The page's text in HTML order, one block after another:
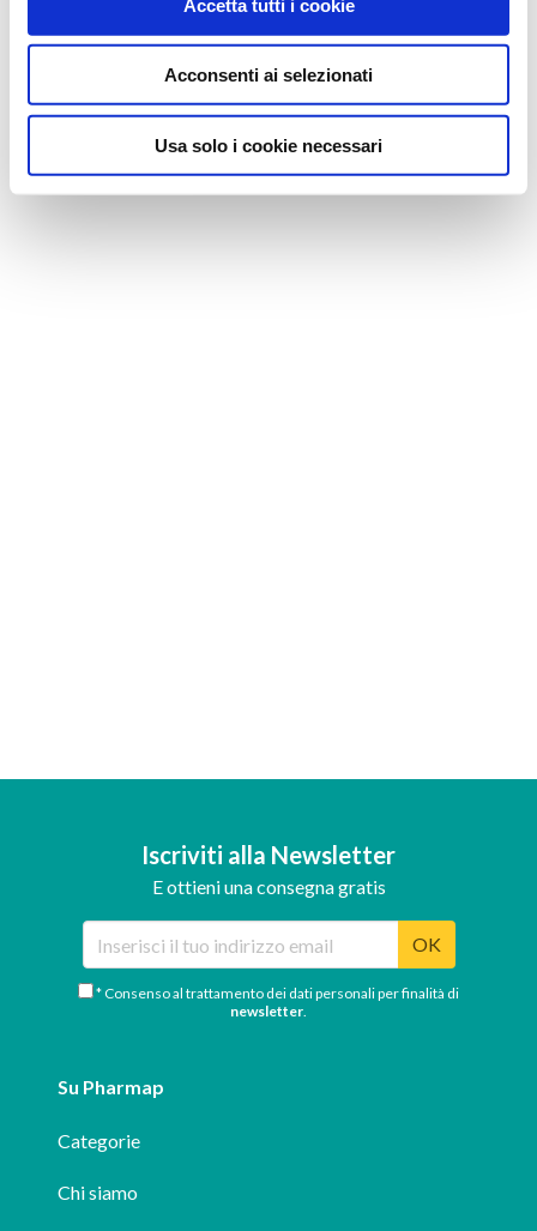
Accetta tutti i cookie
Acconsenti ai selezionati
Usa solo i cookie necessari
Iscriviti alla Newsletter
E ottieni una consegna gratis
OK
* Consenso al trattamento dei dati personali per finalità di
newsletter.
Su Pharmap
Categorie
Chi siamo